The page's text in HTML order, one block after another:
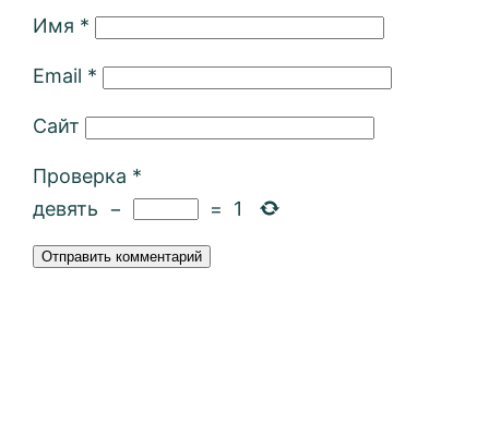
Имя *
Email *
Сайт
Проверка *
девять − = 1